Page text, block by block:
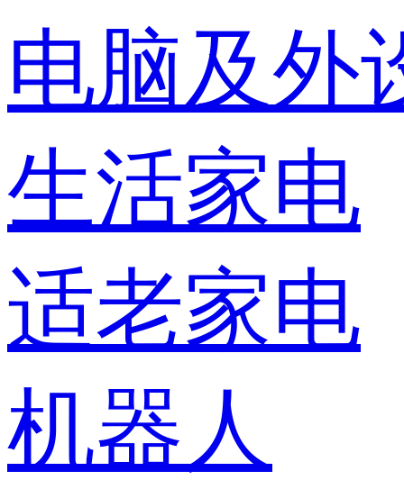
电脑及外
生活家电
适老家电
机器人